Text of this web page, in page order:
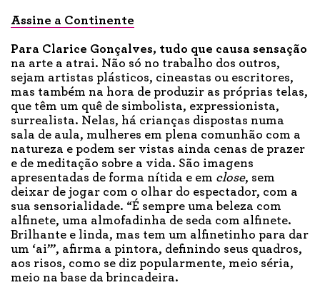
Assine a Continente
Para Clarice Gonçalves, tudo que causa sensação
na arte a atrai. Não só no trabalho dos outros,
sejam artistas plásticos, cineastas ou escritores,
mas também na hora de produzir as próprias telas,
que têm um quê de simbolista, expressionista,
surrealista. Nelas, há crianças dispostas numa
sala de aula, mulheres em plena comunhão com a
natureza e podem ser vistas ainda cenas de prazer
e de meditação sobre a vida. São imagens
apresentadas de forma nítida e em close, sem
deixar de jogar com o olhar do espectador, com a
sua sensorialidade. “É sempre uma beleza com
alfinete, uma almofadinha de seda com alfinete.
Brilhante e linda, mas tem um alfinetinho para dar
um ‘ai’”, afirma a pintora, definindo seus quadros,
aos risos, como se diz popularmente, meio séria,
meio na base da brincadeira.